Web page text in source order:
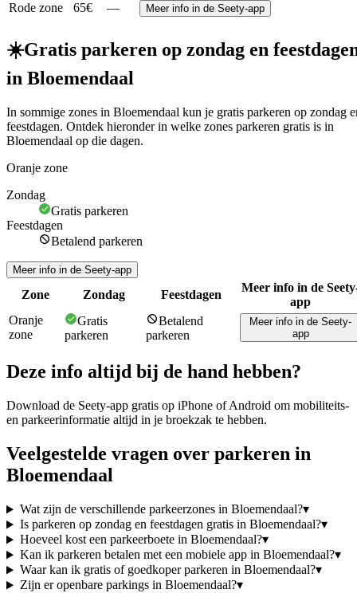
Rode zone 65€ — Meer info in de Seety-app
☀️Gratis parkeren op zondag en
in Bloemendaal
In sommige zones in Bloemendaal kun je gratis parkeren op zondag
feestdagen. Ontdek hieronder in welke zones parkeren gratis is in
Bloemendaal op die dagen.
Oranje zone
Zondag
Gratis parkeren
Feestdagen
Betalend parkeren
Meer info in de Seety-app
Zone Zondag Feestdagen
Meer info in de
app
Oranje
zone
Gratis
parkeren
Betalend
parkeren
Meer info in de Seety-
app
Deze info altijd bij de hand hebben?
Download de Seety-app gratis op iPhone of Android om mobiliteits-
en parkeerinformatie altijd in je broekzak te hebben.
Veelgestelde vragen over parkeren in
Bloemendaal
Wat zijn de verschillende parkeerzones in Bloemendaal?▾
Is parkeren op zondag en feestdagen gratis in Bloemendaal?▾
Hoeveel kost een parkeerboete in Bloemendaal?▾
Kan ik parkeren betalen met een mobiele app in Bloemendaal?▾
Waar kan ik gratis of goedkoper parkeren in Bloemendaal?▾
Zijn er openbare parkings in Bloemendaal?▾